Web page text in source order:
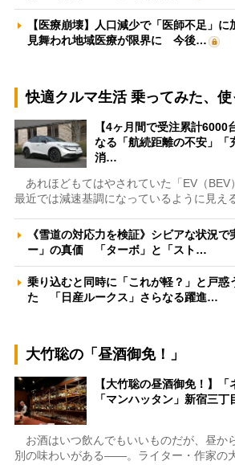
【医療崩壊】人口減少で「医師不足」
見舞われ地域医療が限界に 今後…
快適クルマ生活 乗ってみた、使
【4ヶ月間で受注累計6000
なる「航続距離の不安」「
消…
あれほどもてはやされていた「EV（BEV
最近では減速基調になっているように見え
《雪道の対応力を検証》シビアな状況
ー」の真価 「ターボ」と「スト…
乗り込むと同時に「これが軽？」と戸惑
た 「日産ルークス」さらなる躍進…
大竹聡の「昼酒御免！」
【大竹聡の昼酒御免！】「
「マンハッタン」新宿三
お酒はいつ飲んでもいいものだが、昼か
別の味わいがある――。ライター・作家の